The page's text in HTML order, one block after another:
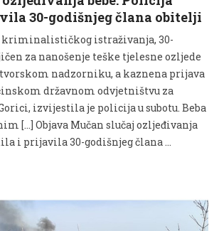
30-godišnjeg člana obitelji
kriminalističkog istraživanja, 30-
za nanošenje teške tjelesne ozljede
nadzorniku, a kaznena prijava
državnom odvjetništvu za
izvijestila je policija u subotu. Beba
[…] Objava Mučan slučaj ozljeđivanja
i prijavila 30-godišnjeg člana …